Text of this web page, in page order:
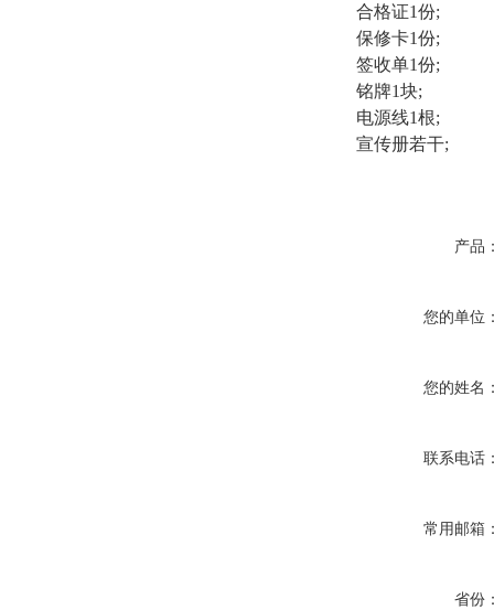
合格证1份;
保修卡1份;
签收单1份;
铭牌1块;
电源线1根;
宣传册若干;
产品
您的单位
您的姓名
联系电话
常用邮箱
省份